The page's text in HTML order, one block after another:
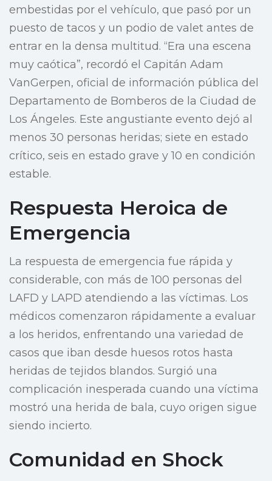
embestidas por el vehículo, que pasó por un
puesto de tacos y un podio de valet antes de
entrar en la densa multitud. “Era una escena
muy caótica”, recordó el Capitán Adam
VanGerpen, oficial de información pública del
Departamento de Bomberos de la Ciudad de
Los Ángeles. Este angustiante evento dejó al
menos 30 personas heridas; siete en estado
crítico, seis en estado grave y 10 en condición
estable.
Respuesta Heroica de
Emergencia
La respuesta de emergencia fue rápida y
considerable, con más de 100 personas del
LAFD y LAPD atendiendo a las víctimas. Los
médicos comenzaron rápidamente a evaluar
a los heridos, enfrentando una variedad de
casos que iban desde huesos rotos hasta
heridas de tejidos blandos. Surgió una
complicación inesperada cuando una víctima
mostró una herida de bala, cuyo origen sigue
siendo incierto.
Comunidad en Shock